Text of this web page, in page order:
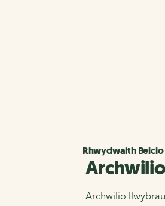
Rhwydwaith
Archwilio
Archwilio